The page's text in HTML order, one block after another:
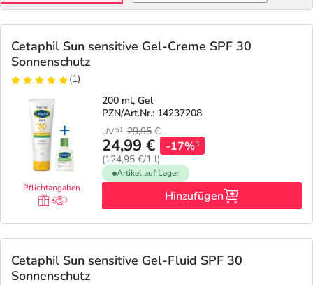
Cetaphil Sun sensitive Gel-Creme SPF 30
Sonnenschutz
(1)
Pflichtangaben
200 ml, Gel
PZN/Art.Nr.: 14237208
UVP1 29,95 €
24,99 €
(124,95 €/1 l)
-17%3
Artikel auf Lager
Hinzufügen
Cetaphil Sun sensitive Gel-Fluid SPF 30
Sonnenschutz